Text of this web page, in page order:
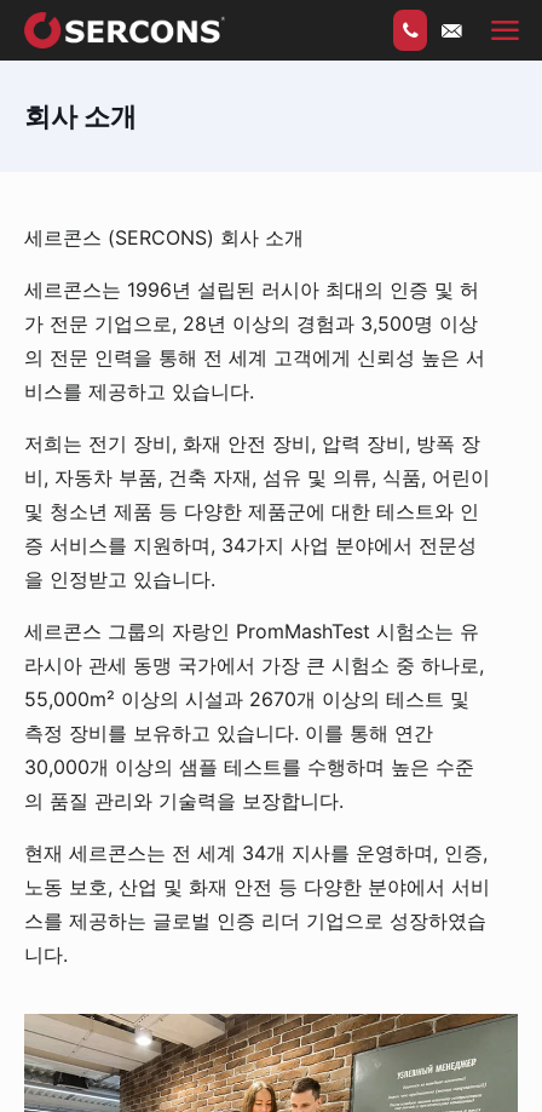
회사 소개
세르콘스 (SERCONS) 회사 소개
세르콘스는 1996년 설립된 러시아 최대의 인증 및 허
가 전문 기업으로, 28년 이상의 경험과 3,500명 이상
의 전문 인력을 통해 전 세계 고객에게 신뢰성 높은 서
비스를 제공하고 있습니다.
저희는 전기 장비, 화재 안전 장비, 압력 장비, 방폭 장
비, 자동차 부품, 건축 자재, 섬유 및 의류, 식품, 어린이
및 청소년 제품 등 다양한 제품군에 대한 테스트와 인
증 서비스를 지원하며, 34가지 사업 분야에서 전문성
을 인정받고 있습니다.
세르콘스 그룹의 자랑인 PromMashTest 시험소는 유
라시아 관세 동맹 국가에서 가장 큰 시험소 중 하나로,
55,000m² 이상의 시설과 2670개 이상의 테스트 및
측정 장비를 보유하고 있습니다. 이를 통해 연간
30,000개 이상의 샘플 테스트를 수행하며 높은 수준
의 품질 관리와 기술력을 보장합니다.
현재 세르콘스는 전 세계 34개 지사를 운영하며, 인증,
노동 보호, 산업 및 화재 안전 등 다양한 분야에서 서비
스를 제공하는 글로벌 인증 리더 기업으로 성장하였습
니다.